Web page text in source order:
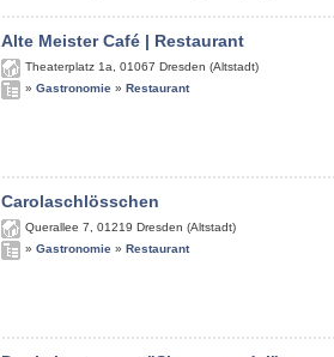
Alte Meister Café | Restaurant
Theaterplatz 1a 01067 Dresden (Altstadt)
» Gastronomie » Restaurant
Carolaschlösschen
Querallee 7 01219 Dresden (Altstadt)
» Gastronomie » Restaurant